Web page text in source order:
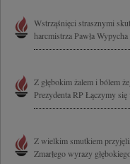
Wstrząśnięci strasznymi
harcmistrza Pawła
Z głębokim żalem i bólem
Prezydenta RP Łączymy
Z wielkim smutkiem
Zmarłego wyrazy